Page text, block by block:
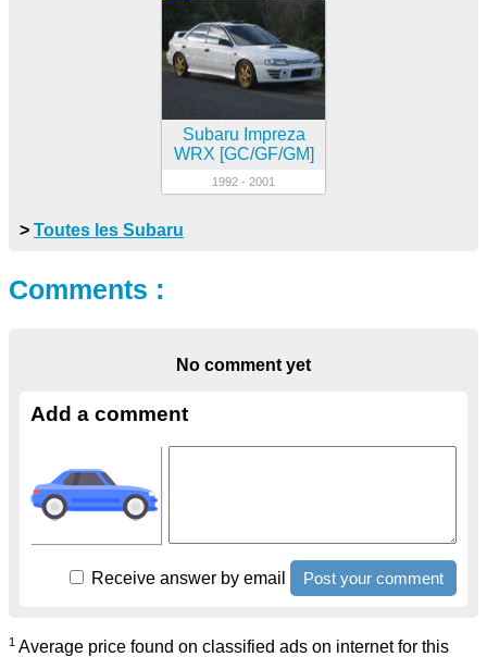
Subaru Impreza
WRX [GC/GF/GM]
1992 - 2001
> Toutes les Subaru
Comments :
No comment yet
Add a comment
Receive answer by email
1 Average price found on classified ads on internet for this